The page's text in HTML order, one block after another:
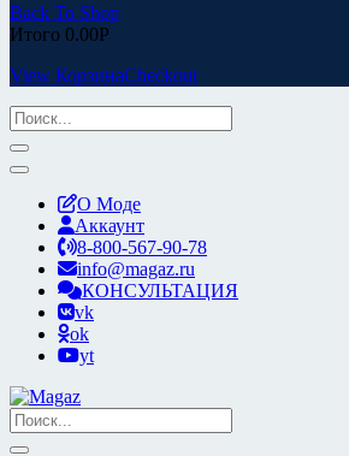
Back To Shop
Итого 0.00Р
View КорзинаCheckout
О Моде
Аккаунт
8-800-567-90-78
info@magaz.ru
КОНСУЛЬТАЦИЯ
vk
ok
yt